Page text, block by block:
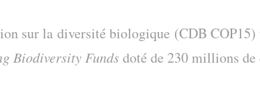
sur la diversité biologique (CDB
Biodiversity Fundsdoté de 230 millions de